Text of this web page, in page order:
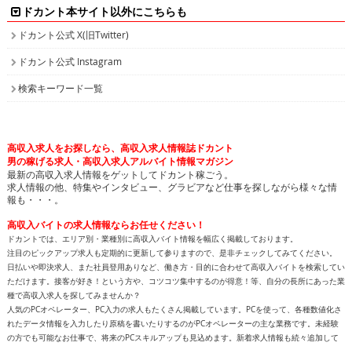
ドカント本サイト以外にこちらも
ドカント公式 X(旧Twitter)
ドカント公式 Instagram
検索キーワード一覧
高収入求人をお探しなら、高収入求人情報誌ドカント
男の稼げる求人・高収入求人アルバイト情報マガジン
最新の高収入求人情報をゲットしてドカント稼ごう。
求人情報の他、特集やインタビュー、グラビアなど仕事を探しながら様々な情
報も・・・。
高収入バイトの求人情報ならお任せください！
ドカントでは、エリア別・業種別に高収入バイト情報を幅広く掲載しております。
注目のピックアップ求人も定期的に更新して参りますので、是非チェックしてみてください。
日払いや即決求人、また社員登用ありなど、働き方・目的に合わせて高収入バイトを検索してい
ただけます。接客が好き！という方や、コツコツ集中するのが得意！等、自分の長所にあった業
種で高収入求人を探してみませんか？
人気のPCオペレーター、PC入力の求人もたくさん掲載しています。PCを使って、各種数値化さ
れたデータ情報を入力したり原稿を書いたりするのがPCオペレーターの主な業務です。未経験
の方でも可能なお仕事で、将来のPCスキルアップも見込めます。新着求人情報も続々追加して